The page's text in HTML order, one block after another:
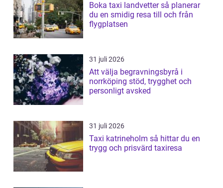
Boka taxi landvetter så planerar
du en smidig resa till och från
flygplatsen
31 juli 2026
Att välja begravningsbyrå i
norrköping stöd, trygghet och
personligt avsked
31 juli 2026
Taxi katrineholm så hittar du en
trygg och prisvärd taxiresa